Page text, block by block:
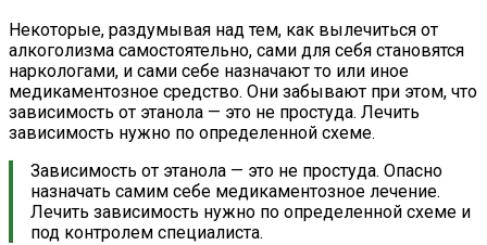
Некоторые, раздумывая над тем, как вылечиться от
алкоголизма самостоятельно, сами для себя становятся
наркологами, и сами себе назначают то или иное
медикаментозное средство. Они забывают при этом, что
зависимость от этанола — это не простуда. Лечить
зависимость нужно по определенной схеме.
Зависимость от этанола — это не простуда. Опасно
назначать самим себе медикаментозное лечение.
Лечить зависимость нужно по определенной схеме и
под контролем специалиста.